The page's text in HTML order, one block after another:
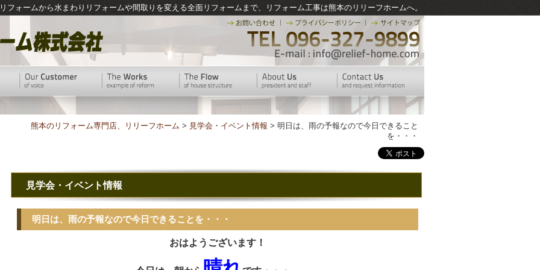
フォームから水まわりリフォームや間取りを変える全面リフォームまで、リフォーム工事は熊本のリリーフホームへ。
熊本のリフォーム専門店、リリーフホーム > 見学会・イベント情報 > 明日は、雨の予報なので今日できること
を・・・
見学会・イベント情報
明日は、雨の予報なので今日できることを・・・
おはようございます！